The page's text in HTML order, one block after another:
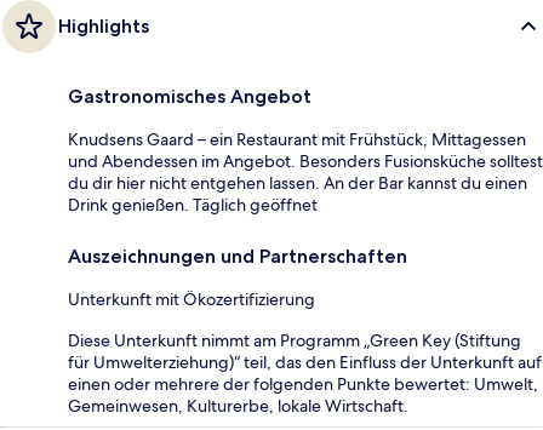
Highlights
Gastronomisches Angebot
Knudsens Gaard – ein Restaurant mit Frühstück, Mittagessen
und Abendessen im Angebot. Besonders Fusionsküche solltest
du dir hier nicht entgehen lassen. An der Bar kannst du einen
Drink genießen. Täglich geöffnet
Auszeichnungen und Partnerschaften
Unterkunft mit Ökozertifizierung
Diese Unterkunft nimmt am Programm „Green Key (Stiftung
für Umwelterziehung)“ teil, das den Einfluss der Unterkunft auf
einen oder mehrere der folgenden Punkte bewertet: Umwelt,
Gemeinwesen, Kulturerbe, lokale Wirtschaft.